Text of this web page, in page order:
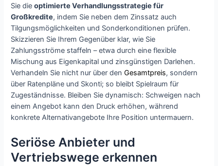
Sie dieoptimierte Verhandlungsstrategie für
Großkredite, indem Sie neben dem Zinssatz auch
Tilgungsmöglichkeiten und Sonderkonditionen prüfen.
Skizzieren Sie Ihrem Gegenüber klar, wie Sie
Zahlungsströme staffeln – etwa durch eine flexible
Mischung aus Eigenkapital und zinsgünstigen Darlehen.
Verhandeln Sie nicht nur über denGesamtpreis, sondern
über Ratenpläne und Skonti; so bleibt Spielraum für
Zugeständnisse. Bleiben Sie dynamisch: Schweigen nach
einem Angebot kann den Druck erhöhen, während
konkrete Alternativangebote Ihre Position untermauern.
Seriöse Anbieter und
Vertriebswege erkennen